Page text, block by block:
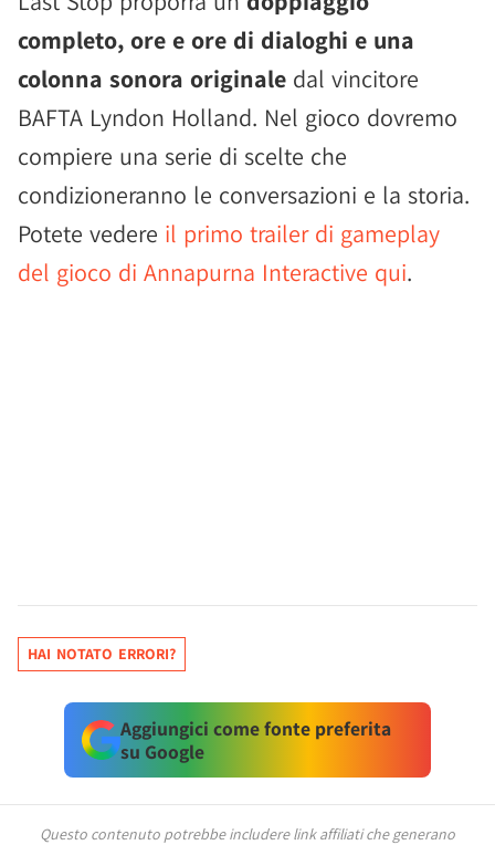
completo, ore e ore di dialoghi e una
colonna sonora originale dal vincitore
BAFTA Lyndon Holland. Nel gioco dovremo
compiere una serie di scelte che
condizioneranno le conversazioni e la storia.
Potete vedere il primo trailer di gameplay
del gioco di Annapurna Interactive qui.
HAI NOTATO ERRORI?
Aggiungici come fonte preferita
su Google
Questo contenuto potrebbe includere link affiliati che generano